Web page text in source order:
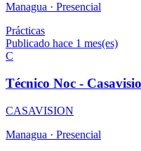
Managua · Presencial
Prácticas
Publicado hace 1 mes(es)
C
Técnico Noc -
CASAVISION
Managua · Presencial